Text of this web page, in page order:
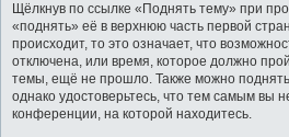
Щёлкнув по ссылке «Поднять тему» при
«поднять» её в верхнюю часть первой
происходит, то это означает, что
отключена, или время, которое должно
темы, ещё не прошло. Также можно поднять
однако удостоверьтесь, что тем самым вы
конференции, на которой находитесь.